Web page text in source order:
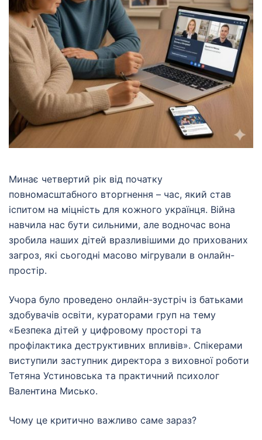
Минає четвертий рік від початку
повномасштабного вторгнення – час, який став
іспитом на міцність для кожного українця. Війна
навчила нас бути сильними, але водночас вона
зробила наших дітей вразливішими до прихованих
загроз, які сьогодні масово мігрували в онлайн-
простір.
Учора було проведено онлайн-зустріч із батьками
здобувачів освіти, кураторами груп на тему
«Безпека дітей у цифровому просторі та
профілактика деструктивних впливів». Спікерами
виступили заступник директора з виховної роботи
Тетяна Устиновська та практичний психолог
Валентина Мисько.
Чому це критично важливо саме зараз?